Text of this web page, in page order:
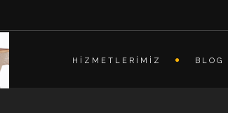
HİZMETLERİMİZ BLOG